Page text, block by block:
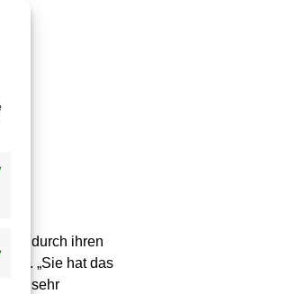
sei durch ihren
„Sie hat das
sehr